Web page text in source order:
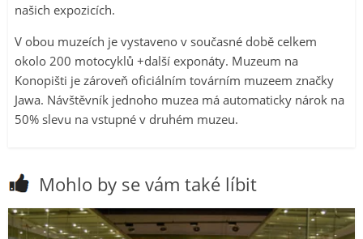
našich expozicích.
V obou muzeích je vystaveno v současné době celkem
okolo 200 motocyklů +další exponáty. Muzeum na
Konopišti je zároveň oficiálním továrním muzeem značky
Jawa. Návštěvník jednoho muzea má automaticky nárok na
50% slevu na vstupné v druhém muzeu.
Mohlo by se vám také líbit